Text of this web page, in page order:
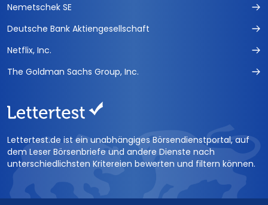
Nemetschek SE
Deutsche Bank Aktiengesellschaft
Netflix, Inc.
The Goldman Sachs Group, Inc.
Lettertest.de ist ein unabhängiges Börsendienstportal, auf
dem Leser Börsenbriefe und andere Dienste nach
unterschiedlichsten Kritereien bewerten und filtern können.